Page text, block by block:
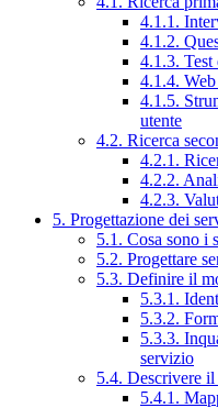
4.1.1.
4.1.2.
4.1.3. Test
4.1.4.
4.1.5.
utente
4.2. Ricerca
4.2.1.
4.2.2.
4.2.3.
5. Progettazione dei
5.1. Cosa sono i
5.2. Progettare
5.3. Definire il
5.3.1.
5.3.2.
5.3.3.
servizio
5.4. Descrivere
5.4.1.